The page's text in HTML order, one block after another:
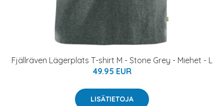
Fjällräven Lägerplats T-shirt M - Stone Grey - Miehet - L
49.95 EUR
LISÄTIETOJA